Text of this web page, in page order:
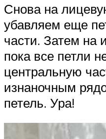
Снова на
убавляем еще
части. Затем на
пока все петли
центральную
изнаночным
петель. Ура!